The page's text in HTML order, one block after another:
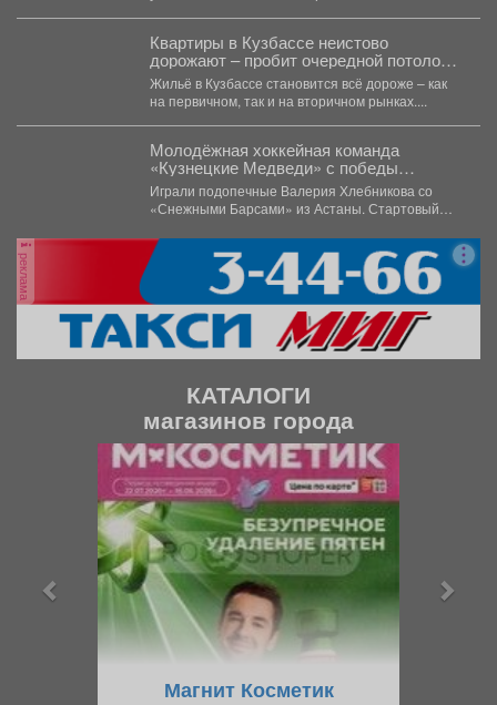
Квартиры в Кузбассе неистово
дорожают – пробит очередной потолок
цен
Жильё в Кузбассе становится всё дороже – как
на первичном, так и на вторичном рынках....
Молодёжная хоккейная команда
«Кузнецкие Медведи» с победы
стартовала на предсезонном турнире в
Омске.
Играли подопечные Валерия Хлебникова со
«Снежными Барсами» из Астаны. Стартовый
реклама
КАТАЛОГИ
магазинов города
Магнит Косметик